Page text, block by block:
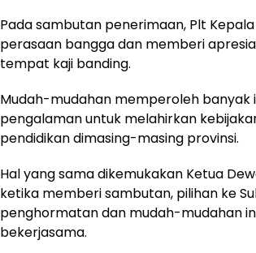
Pada sambutan penerimaan, Plt
perasaan bangga dan memberi
tempat kaji banding.
Mudah-mudahan memperoleh
pengalaman untuk melahirkan
pendidikan dimasing-masing provinsi.
Hal yang sama dikemukakan Ketua
ketika memberi sambutan, pilihan ke
penghormatan dan mudah-mudahan
bekerjasama.